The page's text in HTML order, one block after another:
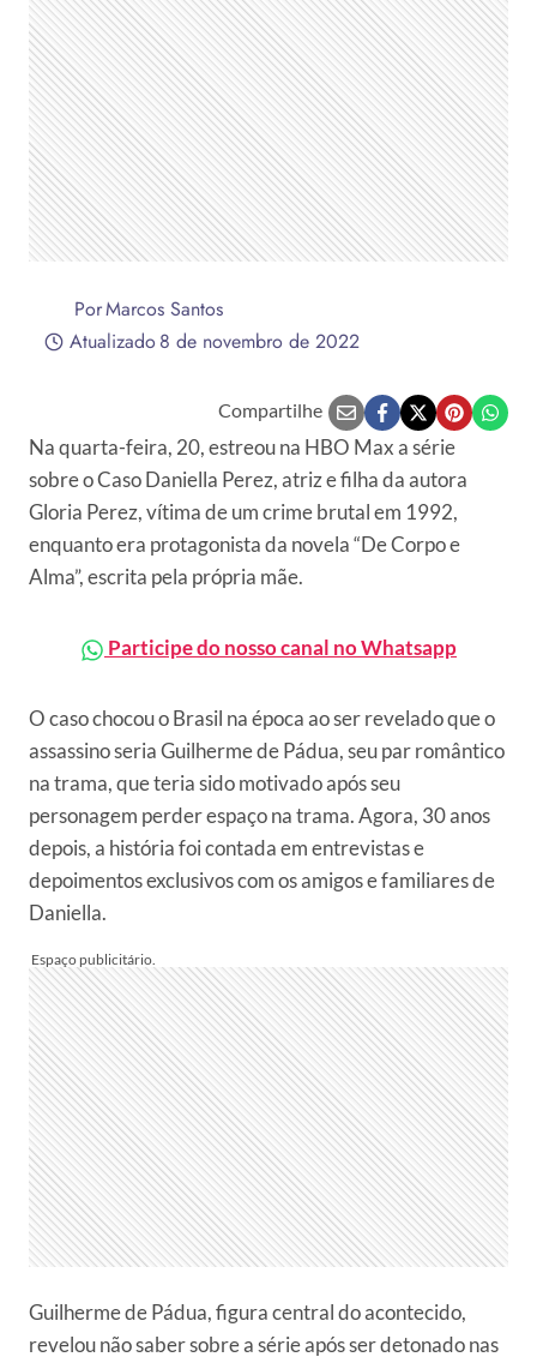
PorMarcos Santos
Atualizado8 de novembro de 2022
Compartilhe
Na quarta-feira, 20, estreou na HBO Max a série
sobre o Caso Daniella Perez, atriz e filha da autora
Gloria Perez, vítima de um crime brutal em 1992,
enquanto era protagonista da novela “De Corpo e
Alma”, escrita pela própria mãe.
Participe do nosso canal no Whatsapp
O caso chocou o Brasil na época ao ser revelado que o
assassino seria Guilherme de Pádua, seu par romântico
na trama, que teria sido motivado após seu
personagem perder espaço na trama. Agora, 30 anos
depois, a história foi contada em entrevistas e
depoimentos exclusivos com os amigos e familiares de
Daniella.
Guilherme de Pádua, figura central do acontecido,
revelou não saber sobre a série após ser detonado nas